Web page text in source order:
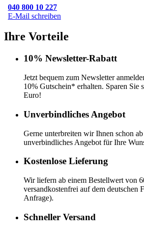
040 800 10 227
E-Mail schreiben
Ihre Vorteile
10% Newsletter-Rabatt
Jetzt bequem zum Newsletter
10% Gutschein* erhalten. Sparen Sie
Euro!
Unverbindliches Angebot
Gerne unterbreiten wir Ihnen schon
unverbindliches Angebot für Ihre
Kostenlose Lieferung
Wir liefern ab einem Bestellwert von
versandkostenfrei auf dem deutschen
Anfrage).
Schneller Versand